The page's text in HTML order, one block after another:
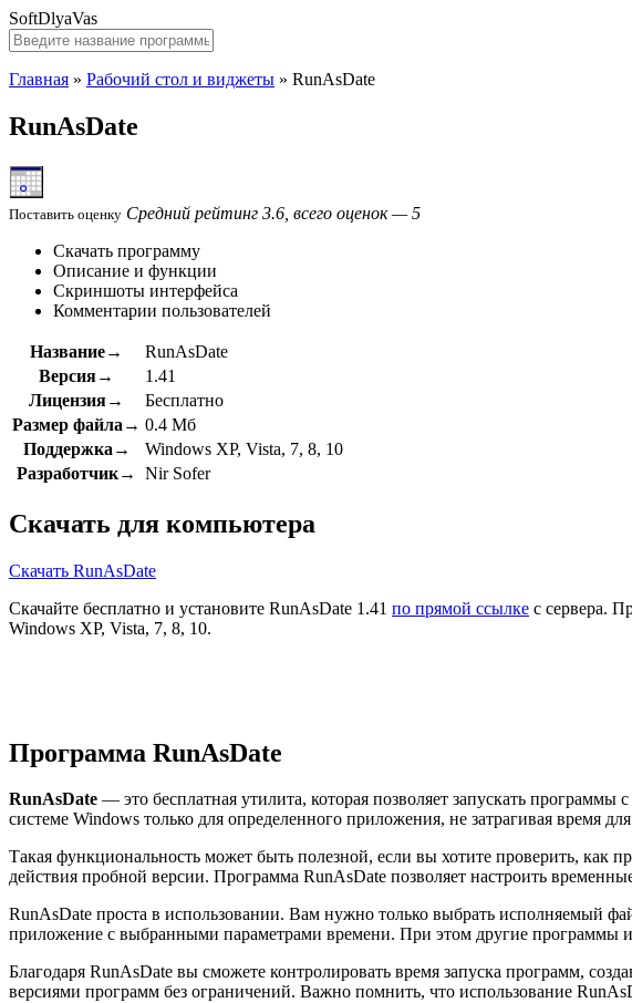
SoftDlyaVas
Главная » Рабочий стол и виджеты » RunAsDate
RunAsDate
Поставить оценку Средний рейтинг 3.6, всего оценок — 5
Скачать программу
Описание и функции
Скриншоты интерфейса
Комментарии пользователей
Название→
RunAsDate
Версия→
1.41
Лицензия→
Бесплатно
Размер файла→ 0.4 Мб
Поддержка→
Windows XP, Vista, 7, 8, 10
Разработчик→
Nir Sofer
Скачать для компьютера
Скачать RunAsDate
Скачайте бесплатно и установите RunAsDate 1.41 по прямой ссылке с сервера.
Windows XP, Vista, 7, 8, 10.
Программа RunAsDate
RunAsDate — это бесплатная утилита, которая позволяет запускать
системе Windows только для определенного приложения, не затрагивая время
Такая функциональность может быть полезной, если вы хотите проверить, как
действия пробной версии. Программа RunAsDate позволяет настроить
RunAsDate проста в использовании. Вам нужно только выбрать исполняемый
приложение с выбранными параметрами времени. При этом другие программы
Благодаря RunAsDate вы сможете контролировать время запуска программ,
версиями программ без ограничений. Важно помнить, что использование